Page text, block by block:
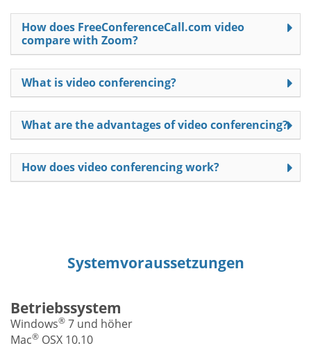
How does FreeConferenceCall.com video
compare with Zoom?
What is video conferencing?
What are the advantages of video conferencing?
How does video conferencing work?
Systemvoraussetzungen
Betriebssystem
Windows® 7 und höher
Mac® OSX 10.10